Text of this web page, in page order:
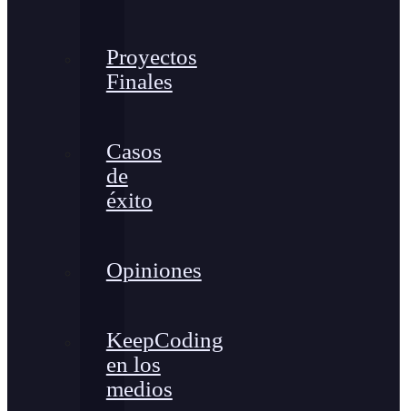
Proyectos
Finales
Casos
de
éxito
Opiniones
KeepCoding
en los
medios